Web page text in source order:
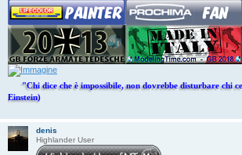
"Chi dice che è impossibile, non dovrebbe disturbare chi
Einstein)
denis
Highlander User